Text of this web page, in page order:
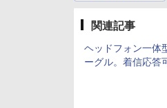
関連記事
ヘッドフォン一体
ーグル。着信応答